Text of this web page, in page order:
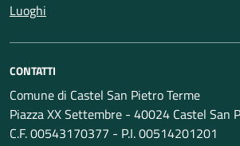
Luoghi
CONTATTI
Comune di Castel San Pietro Terme
Piazza XX Settembre - 40024 Castel San
C.F. 00543170377 - P.I. 00514201201